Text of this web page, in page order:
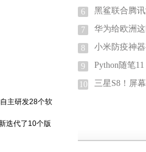
主研发28个软
迭代了10个版
6 黑鲨联合腾
7 华为给欧洲
8 小米防疫神
9 Python随笔
10 三星S8！屏